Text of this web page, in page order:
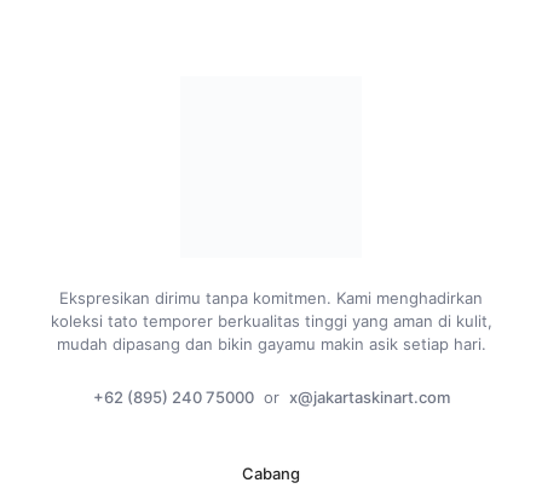
Ekspresikan dirimu tanpa komitmen. Kami menghadirkan
koleksi tato temporer berkualitas tinggi yang aman di kulit,
mudah dipasang dan bikin gayamu makin asik setiap hari.
+62 (895) 240 75000 or x@jakartaskinart.com
Cabang